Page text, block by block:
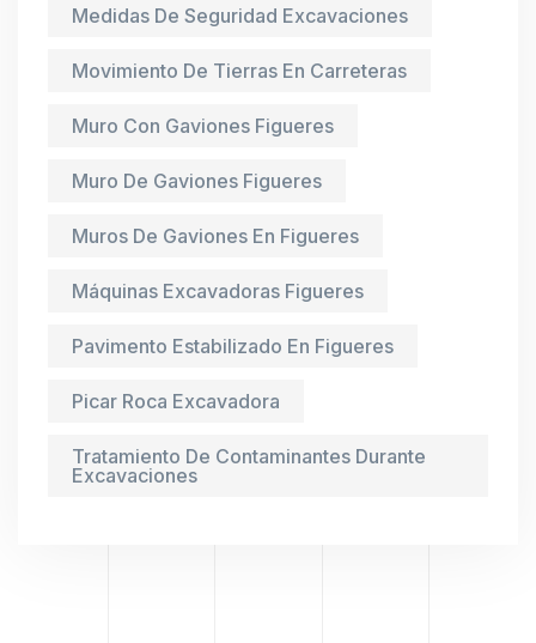
Medidas De Seguridad Excavaciones
Movimiento De Tierras En Carreteras
Muro Con Gaviones Figueres
Muro De Gaviones Figueres
Muros De Gaviones En Figueres
Máquinas Excavadoras Figueres
Pavimento Estabilizado En Figueres
Picar Roca Excavadora
Tratamiento De Contaminantes Durante
Excavaciones